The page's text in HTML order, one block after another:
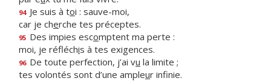
94 Je suis à toi : sauve-moi,
car je cherche tes préceptes.
95 Des impies escomptent ma perte :
moi, je réfléchis à tes exigences.
96 De toute perfection, j’ai vu la limite ;
tes volontés sont d’une ampleur infinie.